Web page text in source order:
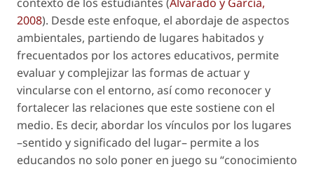
2008). Desde este enfoque, el abordaje de aspectos
ambientales, partiendo de lugares habitados y
frecuentados por los actores educativos, permite
evaluar y complejizar las formas de actuar y
vincularse con el entorno, así como reconocer y
fortalecer las relaciones que este sostiene con el
medio. Es decir, abordar los vínculos por los lugares
–sentido y significado del lugar– permite a los
educandos no solo poner en juego su “conocimiento